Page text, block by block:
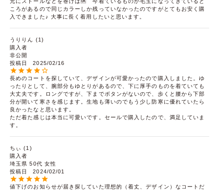
ころがあるので同じカラーしか残っていなかったのですがとてもお安く購
入できました♪ 大事に長く着用したいと思います。
うりりん
1
購入者
非公開
投稿日
2025/02/16
長めのコートを探していて、デザインが可愛かったので購入しました。ゆ
ったりとして、腕部分もゆとりがあるので、下に厚手のものを着ていても
大丈夫です。ロングですが、下までボタンがないので、歩くと腰から下部
分が開いて寒さを感じます。生地も薄いのでもう少し防寒に優れていたら
良かったなと思います。
ただ着た感じは本当に可愛いです。セールで購入したので、満足していま
す。
ちぃ
1
購入者
埼玉県 50代 女性
投稿日
2024/02/01
値下げのお知らせが届き探していた理想的（着丈、デザイン）なコートだ